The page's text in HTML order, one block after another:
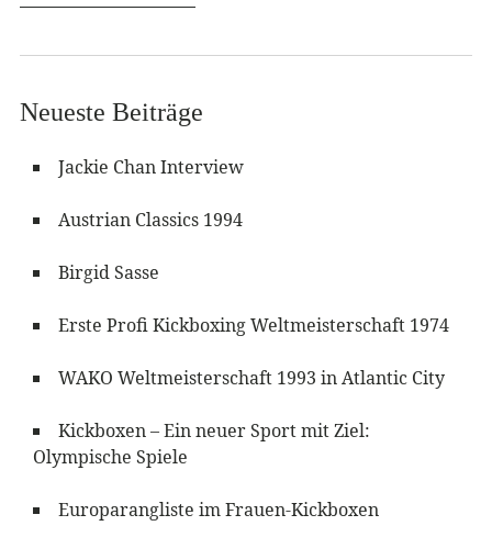
Neueste Beiträge
Jackie Chan Interview
Austrian Classics 1994
Birgid Sasse
Erste Profi Kickboxing Weltmeisterschaft 1974
WAKO Weltmeisterschaft 1993 in Atlantic City
Kickboxen – Ein neuer Sport mit Ziel:
Olympische Spiele
Europarangliste im Frauen-Kickboxen